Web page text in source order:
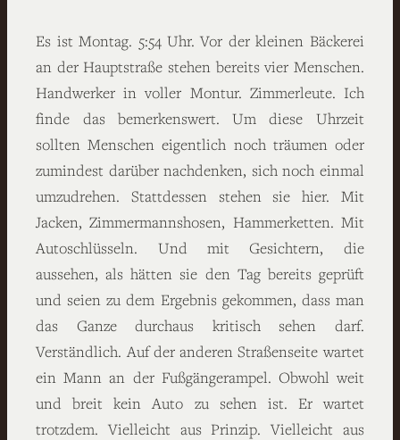
Es ist Montag. 5:54 Uhr. Vor der kleinen Bäckerei
an der Hauptstraße stehen bereits vier Menschen.
Handwerker in voller Montur. Zimmerleute. Ich
finde das bemerkenswert. Um diese Uhrzeit
sollten Menschen eigentlich noch träumen oder
zumindest darüber nachdenken, sich noch einmal
umzudrehen. Stattdessen stehen sie hier. Mit
Jacken, Zimmermannshosen, Hammerketten. Mit
Autoschlüsseln. Und mit Gesichtern, die
aussehen, als hätten sie den Tag bereits geprüft
und seien zu dem Ergebnis gekommen, dass man
das Ganze durchaus kritisch sehen darf.
Verständlich. Auf der anderen Straßenseite wartet
ein Mann an der Fußgängerampel. Obwohl weit
und breit kein Auto zu sehen ist. Er wartet
trotzdem. Vielleicht aus Prinzip. Vielleicht aus